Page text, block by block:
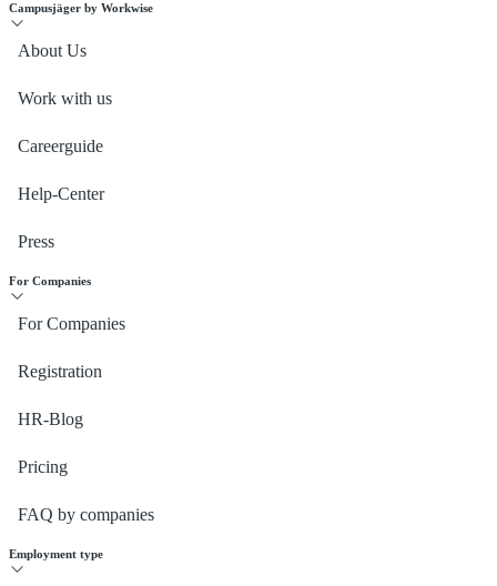
Campusjäger by Workwise
About Us
Work with us
Careerguide
Help-Center
Press
For Companies
For Companies
Registration
HR-Blog
Pricing
FAQ by companies
Employment type